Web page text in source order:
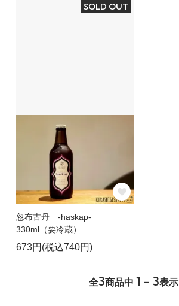
SOLD OUT
忽布古丹 -haskap-
330ml（要冷蔵）
673円(税込740円)
全3商品中 1 - 3表示